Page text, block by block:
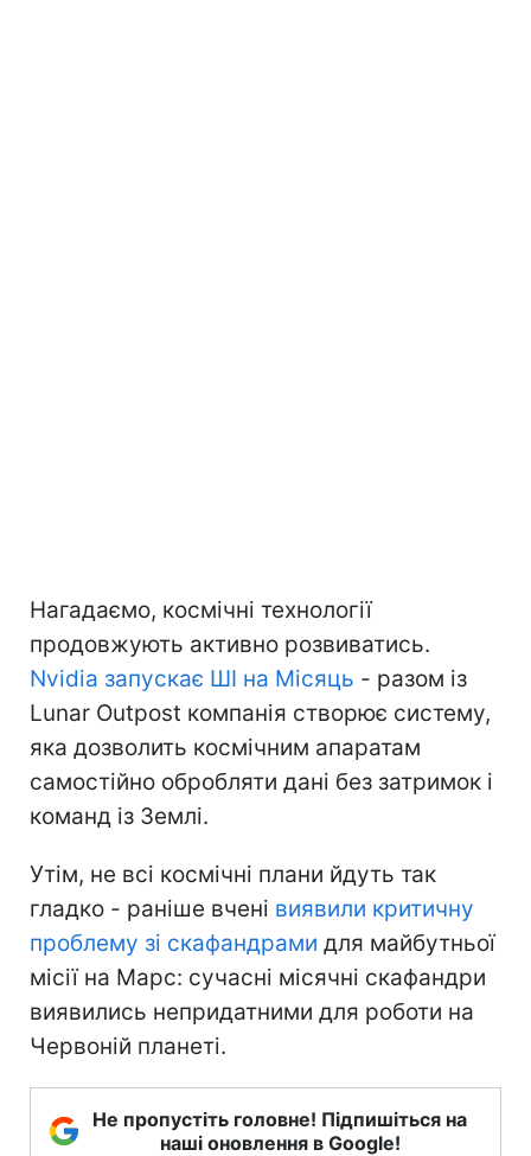
Нагадаємо, космічні технології
продовжують активно розвиватись.
Nvidia запускає ШІ на Місяць - разом із
Lunar Outpost компанія створює систему,
яка дозволить космічним апаратам
самостійно обробляти дані без затримок і
команд із Землі.
Утім, не всі космічні плани йдуть так
гладко - раніше вчені виявили критичну
проблему зі скафандрами для майбутньої
місії на Марс: сучасні місячні скафандри
виявились непридатними для роботи на
Червоній планеті.
Не пропустіть головне! Підпишіться на
наші оновлення в Google!